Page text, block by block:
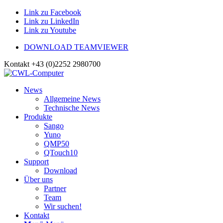
Link zu Facebook
Link zu LinkedIn
Link zu Youtube
DOWNLOAD TEAMVIEWER
Kontakt +43 (0)2252 2980700
News
Allgemeine News
Technische News
Produkte
Sango
Yuno
QMP50
QTouch10
Support
Download
Über uns
Partner
Team
Wir suchen!
Kontakt